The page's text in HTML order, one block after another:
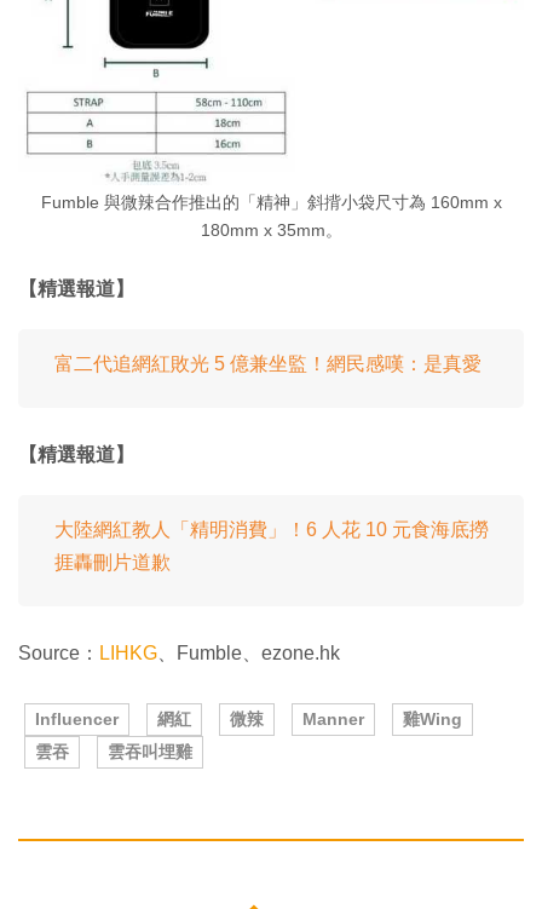
Fumble 與微辣合作推出的「精神」斜揹小袋尺寸為 160mm x
180mm x 35mm。
【精選報道】
富二代追網紅敗光 5 億兼坐監！網民感嘆：是真愛
【精選報道】
大陸網紅教人「精明消費」！6 人花 10 元食海底撈
捱轟刪片道歉
Source： LIHKG 、Fumble、ezone.hk
Influencer 網紅 微辣 Manner
雞Wing
雲吞
雲吞叫埋雞